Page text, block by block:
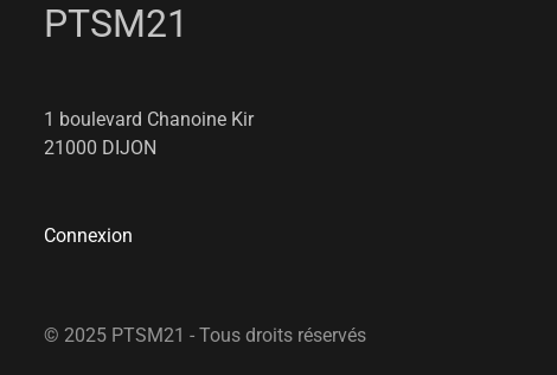
PTSM21
1 boulevard Chanoine Kir
21000 DIJON
Connexion
© 2025 PTSM21 - Tous droits réservés